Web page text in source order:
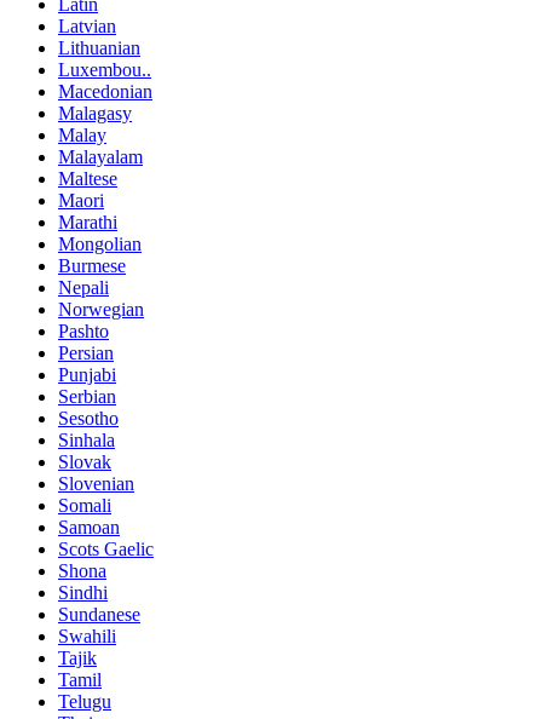
Latin
Latvian
Lithuanian
Luxembou..
Macedonian
Malagasy
Malay
Malayalam
Maltese
Maori
Marathi
Mongolian
Burmese
Nepali
Norwegian
Pashto
Persian
Punjabi
Serbian
Sesotho
Sinhala
Slovak
Slovenian
Somali
Samoan
Scots Gaelic
Shona
Sindhi
Sundanese
Swahili
Tajik
Tamil
Telugu